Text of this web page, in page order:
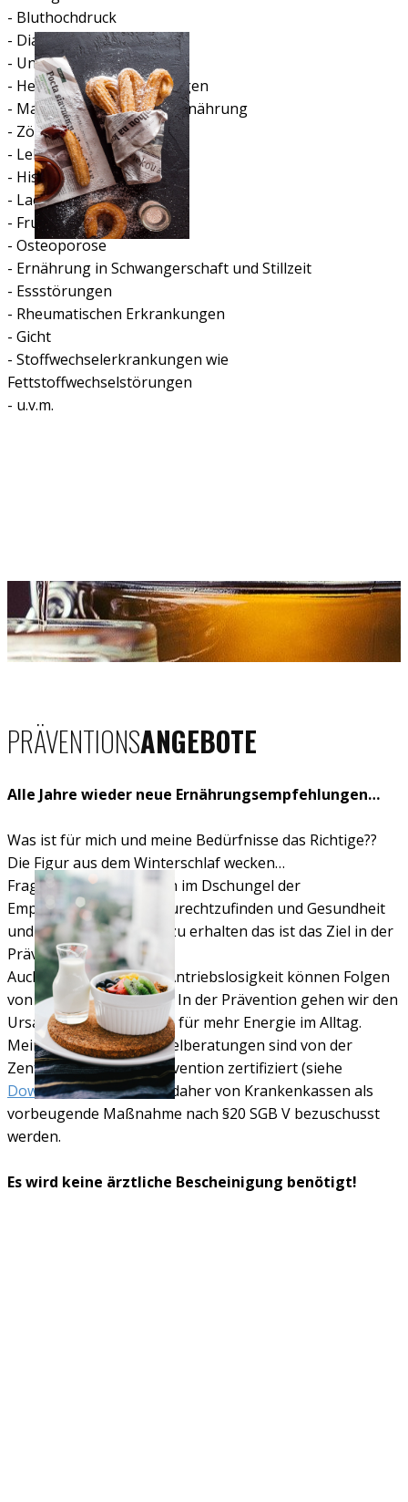
- Bluthochdruck
- Diabetes I und II
- Untergewicht
- Herzkreislauferkrankungen
- Mangel- und/oder Fehlernährung
- Zöliakie
- Lebensmittelallergien
- Histaminintoleranz
- Lactoseintoleranz
- Fructosemalabsorption
- Osteoporose
- Ernährung in Schwangerschaft und Stillzeit
- Essstörungen
- Rheumatischen Erkrankungen
- Gicht
- Stoffwechselerkrankungen wie
Fettstoffwechselstörungen
- u.v.m.
PRÄVENTIONSAN​GEBOTE
Alle Jahre wieder neue Ernährungsempfehlungen…
Was ist für mich und meine Bedürfnisse das Richtige??
Die Figur aus dem Winterschlaf wecken…
Fragen über Fragen, sich im Dschungel der
Empfehlungen besser zurechtzufinden und Gesundheit
und Leistungsfähigkeit zu erhalten das ist das Ziel in der
Prävention.
Auch Erschöpfung und Antriebslosigkeit können Folgen
von Fehlernährung sein. In der Prävention gehen wir den
Ursachen auf den Grund für mehr Energie im Alltag.
Meine individuellen Einzelberatungen sind von der
Zentralen Prüfstelle Prävention zertifiziert (siehe
Download) und können daher von Krankenkassen als
vorbeugende Maßnahme nach §20 SGB V bezuschusst
werden.
Es wird keine ärztliche Bescheinigung benötigt!